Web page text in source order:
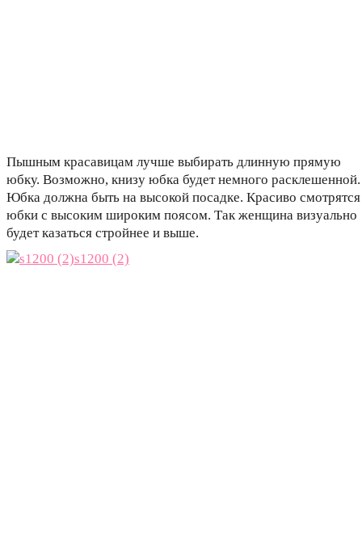
Пышным красавицам лучше выбирать длинную прямую
юбку. Возможно, книзу юбка будет немного расклешенной.
Юбка должна быть на высокой посадке. Красиво смотрятся
юбки с высоким широким поясом. Так женщина визуально
будет казаться стройнее и выше.
s1200 (2)